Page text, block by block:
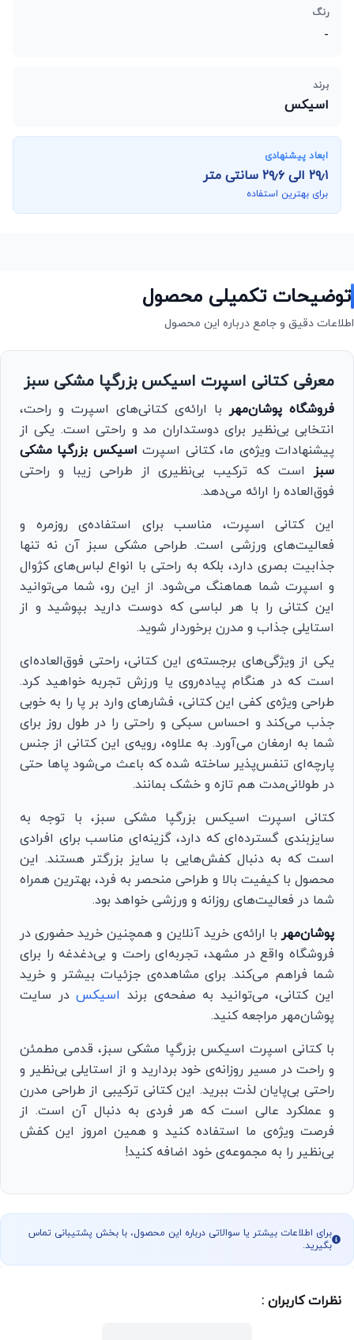
رنگ
-
برند
اسیکس
ابعاد پیشنهادی
۲۹٫۱ الی۲۹٫۶سانتی متر
برای بهترین استفاده
توضیحات تکمیلی محصول
اطلاعات دقیق و جامع درباره این محصول
معرفی کتانی اسپرت اسیکس بزرگپا مشکی سبز
فروشگاه پوشان‌مهربا ارائه‌ی کتانی‌های اسپرت و راحت،
انتخابی بی‌نظیر برای دوستداران مد و راحتی است. یکی از
پیشنهادات ویژه‌ی ما، کتانی اسپرت اسیکس بزرگپا مشکی
سبزاست که ترکیب بی‌نظیری از طراحی زیبا و راحتی
فوق‌العاده را ارائه می‌دهد.
این کتانی اسپرت، مناسب برای استفاده‌ی روزمره و
فعالیت‌های ورزشی است. طراحی مشکی سبز آن نه تنها
جذابیت بصری دارد، بلکه به راحتی با انواع لباس‌های کژوال
و اسپرت شما هماهنگ می‌شود. از این رو، شما می‌توانید
این کتانی را با هر لباسی که دوست دارید بپوشید و از
استایلی جذاب و مدرن برخوردار شوید.
یکی از ویژگی‌های برجسته‌ی این کتانی، راحتی فوق‌العاده‌ای
است که در هنگام پیاده‌روی یا ورزش تجربه خواهید کرد.
طراحی ویژه‌ی کفی این کتانی، فشارهای وارد بر پا را به خوبی
جذب می‌کند و احساس سبکی و راحتی را در طول روز برای
شما به ارمغان می‌آورد. به علاوه، رویه‌ی این کتانی از جنس
پارچه‌ای تنفس‌پذیر ساخته شده که باعث می‌شود پاها حتی
در طولانی‌مدت هم تازه و خشک بمانند.
کتانی اسپرت اسیکس بزرگپا مشکی سبز، با توجه به
سایزبندی گسترده‌ای که دارد، گزینه‌ای مناسب برای افرادی
است که به دنبال کفش‌هایی با سایز بزرگتر هستند. این
محصول با کیفیت بالا و طراحی منحصر به فرد، بهترین همراه
شما در فعالیت‌های روزانه و ورزشی خواهد بود.
پوشان‌مهربا ارائه‌ی خرید آنلاین و همچنین خرید حضوری در
فروشگاه واقع در مشهد، تجربه‌ای راحت و بی‌دغدغه را برای
شما فراهم می‌کند. برای مشاهده‌ی جزئیات بیشتر و خرید
این کتانی، می‌توانید به صفحه‌ی برند اسیکسدر سایت
پوشان‌مهر مراجعه کنید.
با کتانی اسپرت اسیکس بزرگپا مشکی سبز، قدمی مطمئن
و راحت در مسیر روزانه‌ی خود بردارید و از استایلی بی‌نظیر و
راحتی بی‌پایان لذت ببرید. این کتانی ترکیبی از طراحی مدرن
و عملکرد عالی است که هر فردی به دنبال آن است. از
فرصت ویژه‌ی ما استفاده کنید و همین امروز این کفش
بی‌نظیر را به مجموعه‌ی خود اضافه کنید!
برای اطلاعات بیشتر یا سوالاتی درباره این محصول، با بخش پشتیبانی تماس
بگیرید.
نظرات کاربران :